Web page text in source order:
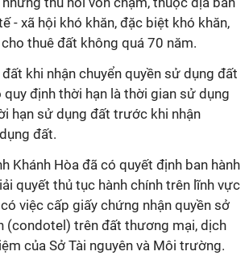
- xã hội khó khăn, đặc biệt khó khăn,
thuê đất không quá 70 năm.
khi nhận chuyển quyền sử dụng đất
định thời hạn là thời gian sử dụng
hạn sử dụng đất trước khi nhận
đất.
Khánh Hòa đã có quyết định ban hành
quyết thủ tục hành chính trên lĩnh vực
việc cấp giấy chứng nhận quyền sở
(condotel) trên đất thương mại, dịch
của Sở Tài nguyên và Môi trường.